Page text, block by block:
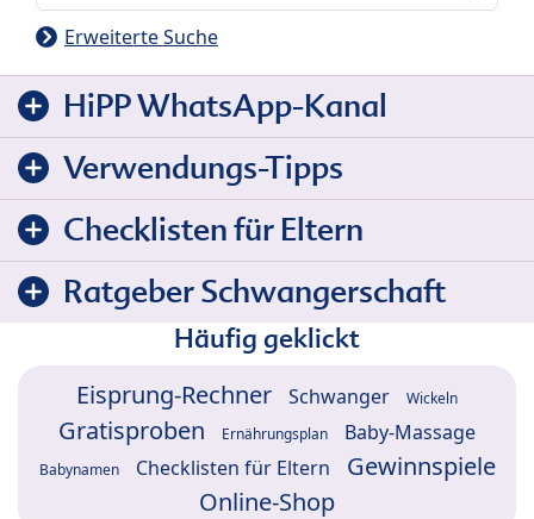
Erweiterte Suche
HiPP WhatsApp-Kanal
Verwendungs-Tipps
Checklisten für Eltern
Ratgeber Schwangerschaft
Häufig geklickt
Eisprung-Rechner Schwanger Wickeln
Gratisproben Ernährungsplan Baby-Massage
Babynamen Checklisten für Eltern
Gewinnspiele
Online-Shop